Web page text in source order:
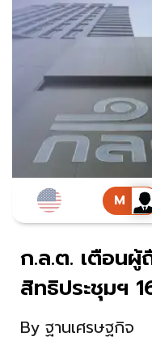
ก.ล.ต. เตือนผู้
สิทธิประชุมฯ
By ฐานเศรษฐกิจ